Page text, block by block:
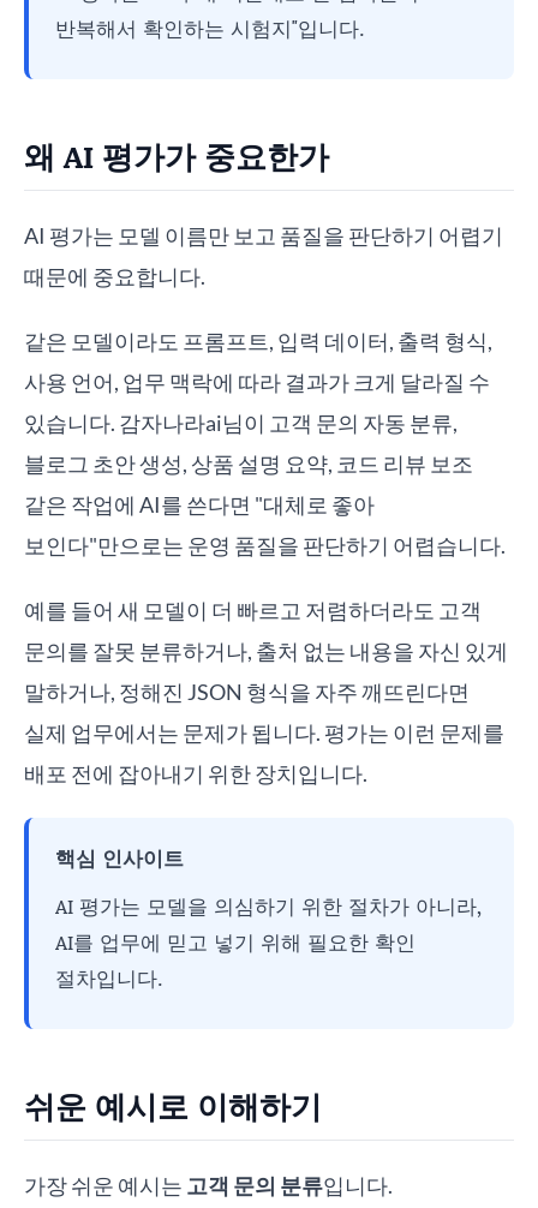
반복해서 확인하는 시험지"입니다.
왜 AI 평가가 중요한가
AI 평가는 모델 이름만 보고 품질을 판단하기 어렵기
때문에 중요합니다.
같은 모델이라도 프롬프트, 입력 데이터, 출력 형식,
사용 언어, 업무 맥락에 따라 결과가 크게 달라질 수
있습니다. 감자나라ai님이 고객 문의 자동 분류,
블로그 초안 생성, 상품 설명 요약, 코드 리뷰 보조
같은 작업에 AI를 쓴다면 "대체로 좋아
보인다"만으로는 운영 품질을 판단하기 어렵습니다.
예를 들어 새 모델이 더 빠르고 저렴하더라도 고객
문의를 잘못 분류하거나, 출처 없는 내용을 자신 있게
말하거나, 정해진 JSON 형식을 자주 깨뜨린다면
실제 업무에서는 문제가 됩니다. 평가는 이런 문제를
배포 전에 잡아내기 위한 장치입니다.
핵심 인사이트
AI 평가는 모델을 의심하기 위한 절차가 아니라,
AI를 업무에 믿고 넣기 위해 필요한 확인
절차입니다.
쉬운 예시로 이해하기
가장 쉬운 예시는 고객 문의 분류입니다.